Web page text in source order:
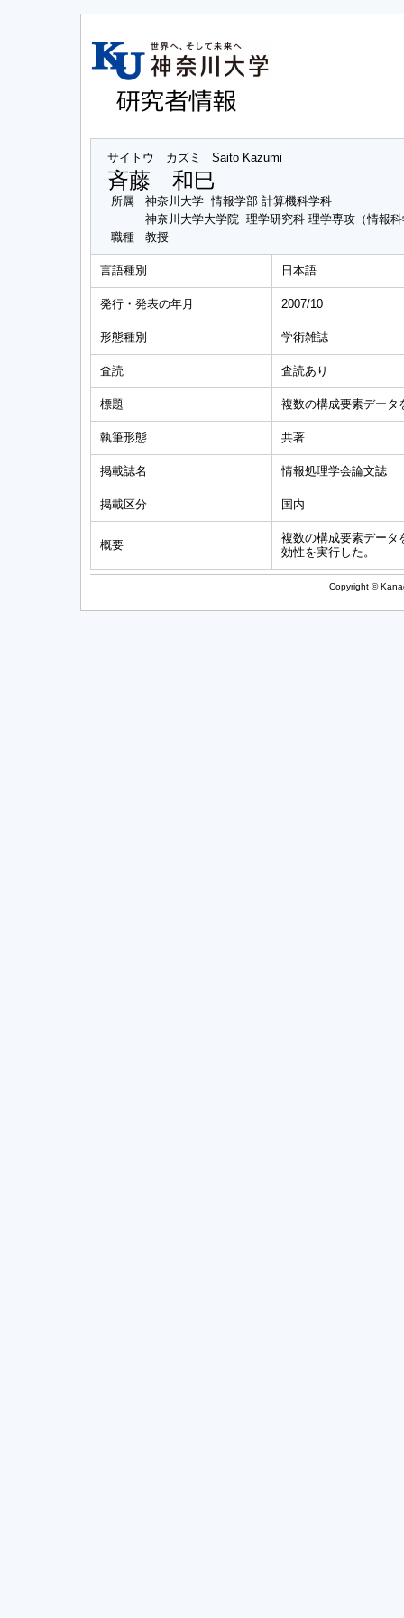
サイトウ カズミ Saito Kazumi
斉藤 和巳
所属
神奈川大学 情報学部 計算機科学科
神奈川大学大学院 理学研究科 理学専攻（情報
職種
教授
言語種別 日本語
発行・発表の年月 2007/10
形態種別 学術雑誌
査読 査読あり
標題 複数の構成要素データ
執筆形態 共著
掲載誌名 情報処理学会論文誌
掲載区分 国内
概要
複数の構成要素データ
効性を実行した。
Copyright ©